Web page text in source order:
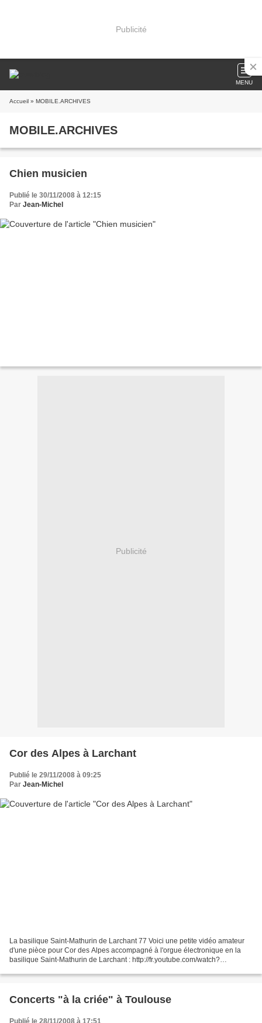
Publicité
MENU
Accueil » MOBILE.ARCHIVES
MOBILE.ARCHIVES
Chien musicien
Publié le 30/11/2008 à 12:15
Par Jean-Michel
Publicité
Cor des Alpes à Larchant
Publié le 29/11/2008 à 09:25
Par Jean-Michel
La basilique Saint-Mathurin de Larchant 77 Voici une petite vidéo amateur
d'une pièce pour Cor des Alpes accompagné à l'orgue électronique en la
basilique Saint-Mathurin de Larchant : http://fr.youtube.com/watch?
Concerts "à la criée" à Toulouse
Publié le 28/11/2008 à 17:51